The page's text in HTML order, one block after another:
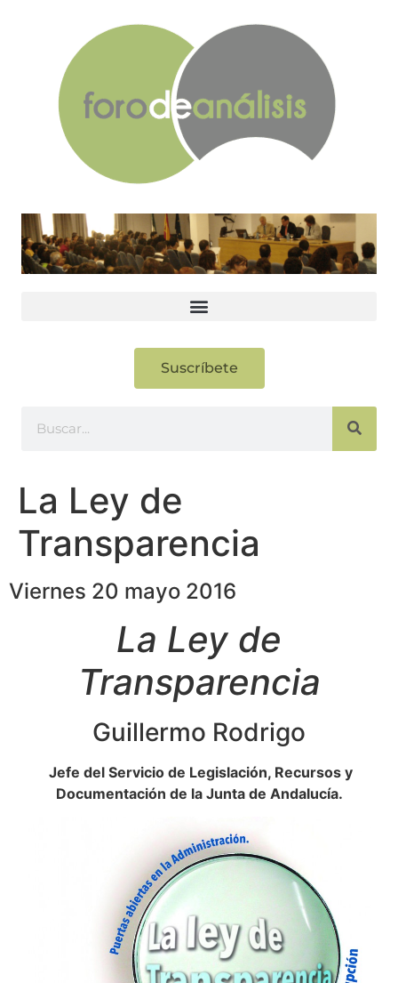
Suscríbete
La Ley de
Transparencia
Viernes 20 mayo 2016
La Ley de
Transparencia
Guillermo Rodrigo
Jefe del Servicio de Legislación, Recursos y
Documentación de la Junta de Andalucía.